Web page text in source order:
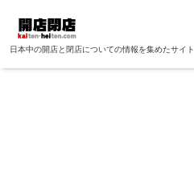
日本中の開店と閉店についての情報を集めたサイト